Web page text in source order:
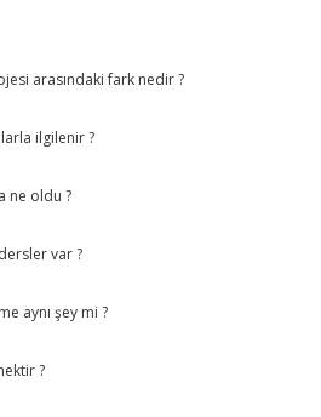
arasındaki fark nedir ?
ilgilenir ?
ne oldu ?
var ?
aynı şey mi ?
?